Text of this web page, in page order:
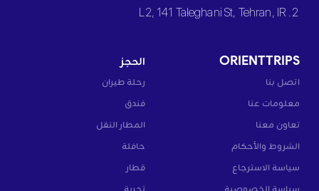
2. L2, 141 Taleghani St, Tehran, IR
ORIENTTRIPS
اتصل بنا
معلومات عنا
تعاون معنا
الشروط والأحكام
سياسة الاسترجاع
سياسة الخصوصية
الحجز
رحلة طيران
فندق
المطار النقل
حافلة
قطار
تجربة